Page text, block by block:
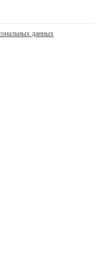
данных